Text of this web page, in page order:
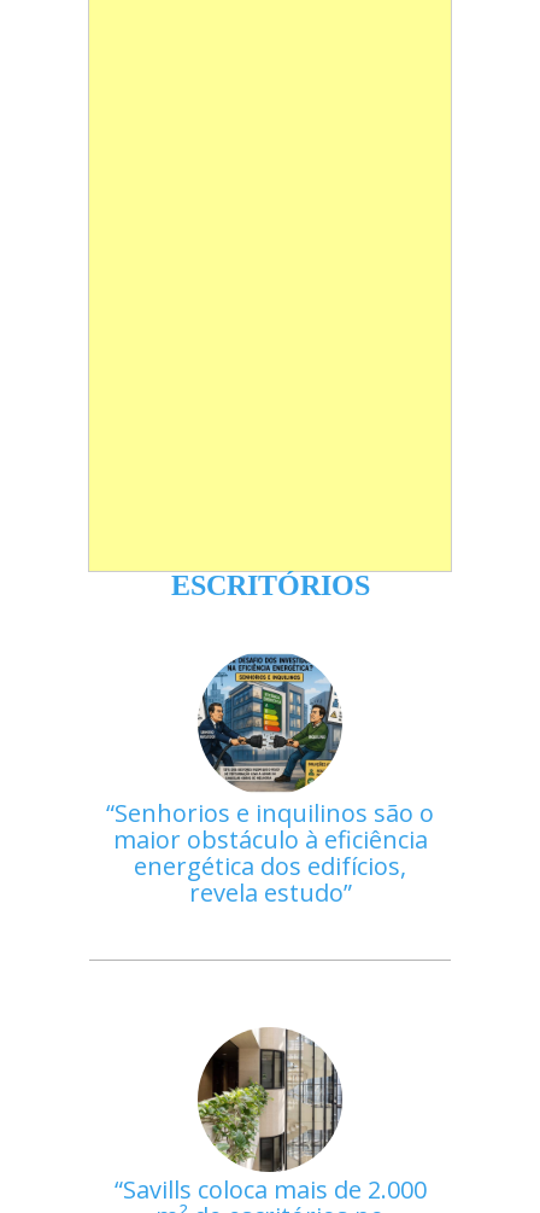
ESCRITÓRIOS
Senhorios e inquilinos são o
maior obstáculo à eficiência
energética dos edifícios,
revela estudo
Savills coloca mais de 2.000